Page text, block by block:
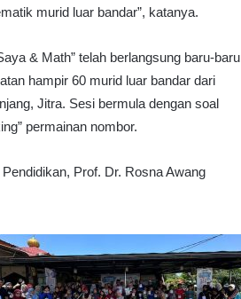
murid luar bandar”, katanya.
& Math” telah berlangsung baru-baru
hampir 60 murid luar bandar dari
Jitra. Sesi bermula dengan soal
permainan nombor.
Prof. Dr. Rosna Awang